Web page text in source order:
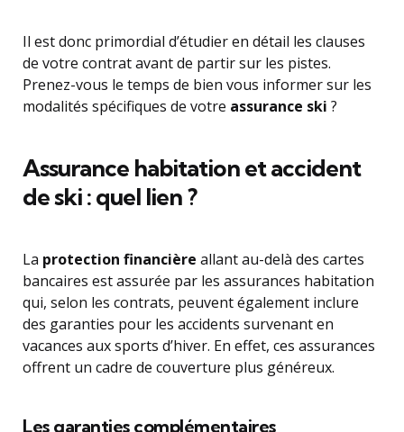
Il est donc primordial d’étudier en détail les clauses
de votre contrat avant de partir sur les pistes.
Prenez-vous le temps de bien vous informer sur les
modalités spécifiques de votre assurance ski ?
Assurance habitation et accident
de ski : quel lien ?
La protection financière allant au-delà des cartes
bancaires est assurée par les assurances habitation
qui, selon les contrats, peuvent également inclure
des garanties pour les accidents survenant en
vacances aux sports d’hiver. En effet, ces assurances
offrent un cadre de couverture plus généreux.
Les garanties complémentaires